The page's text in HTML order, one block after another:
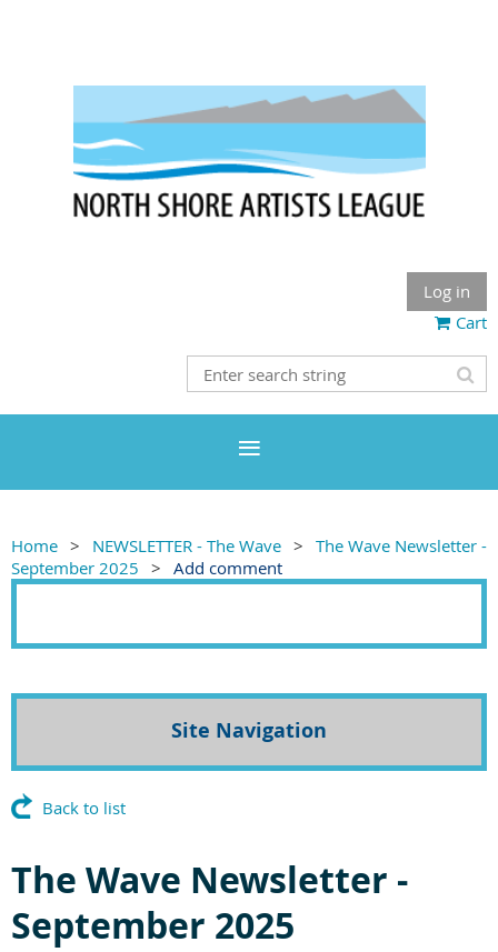
Log in
Cart
Home NEWSLETTER - The Wave
The Wave Newsletter -
September 2025
Add comment
Site Navigation
Back to list
The Wave Newsletter -
September 2025